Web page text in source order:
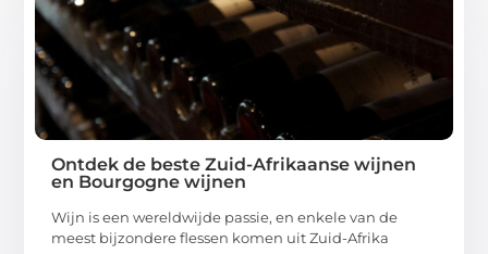
Ontdek de beste Zuid-Afrikaanse wijnen
en Bourgogne wijnen
Wijn is een wereldwijde passie, en enkele van de
meest bijzondere flessen komen uit Zuid-Afrika